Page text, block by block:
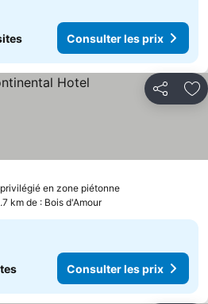
Consulter les prix
Partager
en zone piétonne
km de : Bois d'Amour
Consulter les prix